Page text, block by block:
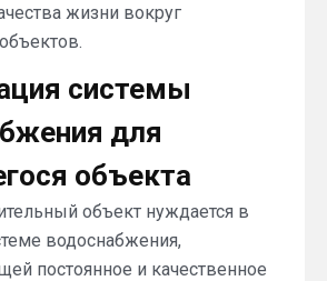
жизни вокруг
системы
для
объекта
объект нуждается в
водоснабжения,
постоянное и качественное